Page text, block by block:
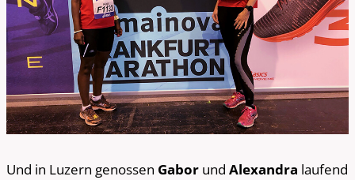
Und in Luzern genossen Gabor und Alexandra laufend